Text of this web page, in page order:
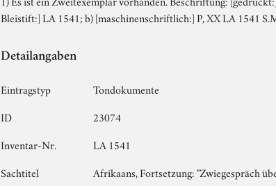
Bleistift:] LA 1541; b) [maschinenschriftlich:] P, XX LA 1541
Detailangaben
Eintragstyp
Tondokumente
ID
23074
Inventar-Nr.
LA 1541
Sachtitel
Afrikaans, Fortsetzung: "Zwiegespräch